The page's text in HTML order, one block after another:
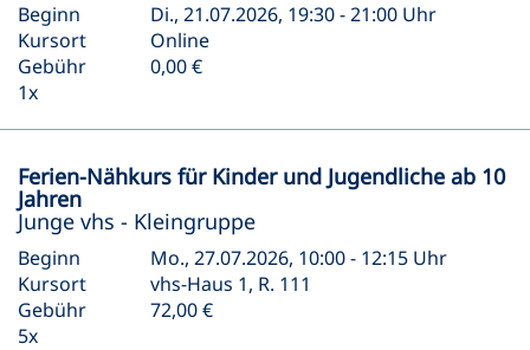
Beginn
Di., 21.07.2026, 19:30 - 21:00 Uhr
Kursort
Online
Gebühr
0,00 €
1x
Ferien-Nähkurs für Kinder und Jugendliche ab 10
Jahren
Junge vhs - Kleingruppe
Beginn
Mo., 27.07.2026, 10:00 - 12:15 Uhr
Kursort
vhs-Haus 1, R. 111
Gebühr
72,00 €
5x